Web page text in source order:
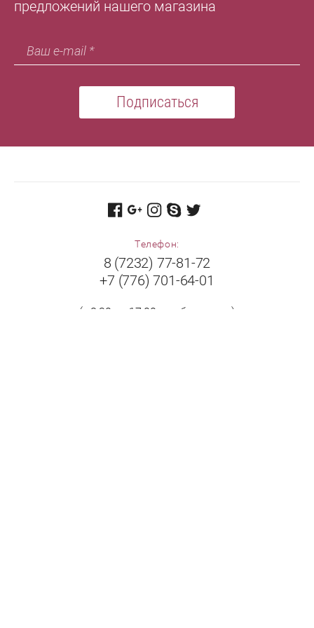
предложений нашего магазина
Подписаться
Телефон:
8 (7232) 77-81-72
+7 (776) 701-64-01
(с 8:30 до 17:00 в рабочие дни)